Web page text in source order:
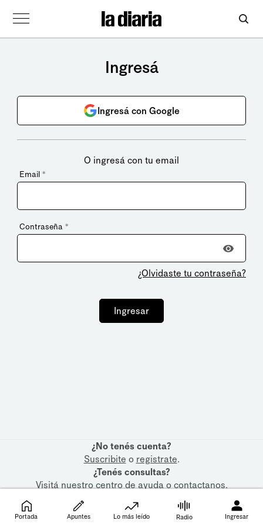
Ingresá
Ingresá con Google
O ingresá con tu email
Email *
Contraseña *
¿Olvidaste tu contraseña?
Ingresar
¿No tenés cuenta?
Suscribite o registrate.
¿Tenés consultas?
Visitá nuestrocentro de ayudaocontactanos.
Portada Apuntes Lo más leído Radio Ingresar